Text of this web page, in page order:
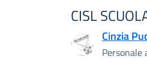
CISL
Cinzia